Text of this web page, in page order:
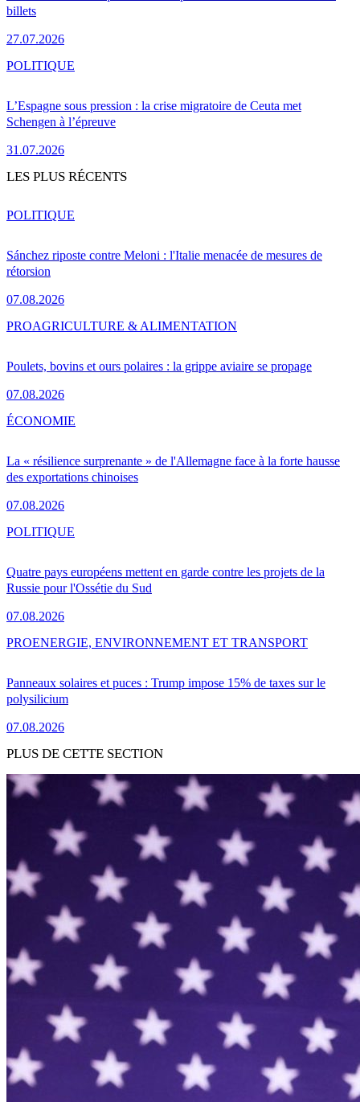
billets
27.07.2026
L’Espagne sous pression : la crise migratoire de Ceuta met
Schengen à l’épreuve
31.07.2026
POLITIQUE
LES PLUS RÉCENTS
Sánchez riposte contre Meloni : l'Italie menacée de mesures de
rétorsion
07.08.2026
POLITIQUE
Poulets, bovins et ours polaires : la grippe aviaire se propage
07.08.2026
PROAGRICULTURE & ALIMENTATION
La « résilience surprenante » de l'Allemagne face à la forte hausse
des exportations chinoises
07.08.2026
ÉCONOMIE
Quatre pays européens mettent en garde contre les projets de la
Russie pour l'Ossétie du Sud
07.08.2026
POLITIQUE
Panneaux solaires et puces : Trump impose 15% de taxes sur le
polysilicium
07.08.2026
PROENERGIE, ENVIRONNEMENT ET TRANSPORT
PLUS DE CETTE SECTION